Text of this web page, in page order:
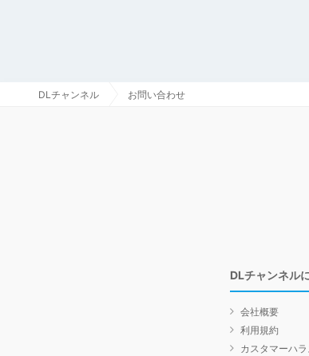
DLチャンネル お問い合わせ
DLチャンネル
会社概要
利用規約
カスタマーハ